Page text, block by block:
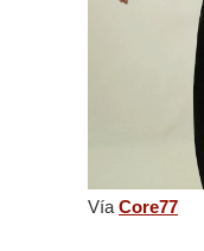
Vía Core77